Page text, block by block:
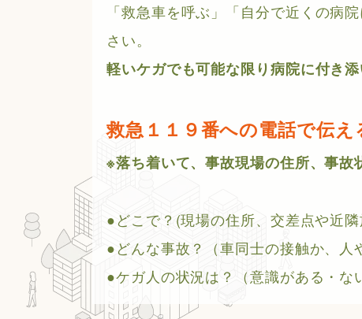
「救急車を呼ぶ」「自分で近くの病
さい。
軽いケガでも可能な限り病院に付き
救急１１９番への電話で伝え
※落ち着いて、事故現場の住所、事故
●どこで？(現場の住所、交差点や近
●どんな事故？（車同士の接触か、人
●ケガ人の状況は？（意識がある・な